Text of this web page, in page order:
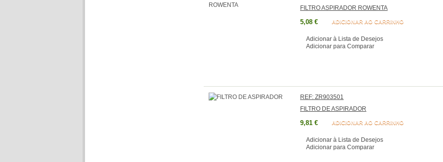
FILTRO ASPIRADOR ROWENTA
5,08 € ADICIONAR AO CARRINHO
Adicionar à Lista de Desejos
Adicionar para Comparar
REF: ZR903501
FILTRO DE ASPIRADOR
9,81 € ADICIONAR AO CARRINHO
Adicionar à Lista de Desejos
Adicionar para Comparar